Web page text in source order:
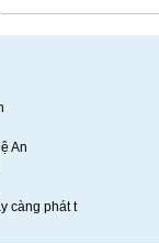
An
càng phát t